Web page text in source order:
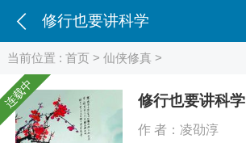
当前位置 :首页 >仙侠修真 >
连载中 修行也要讲科学
作 者： 凌劭淳
修行也要讲科学